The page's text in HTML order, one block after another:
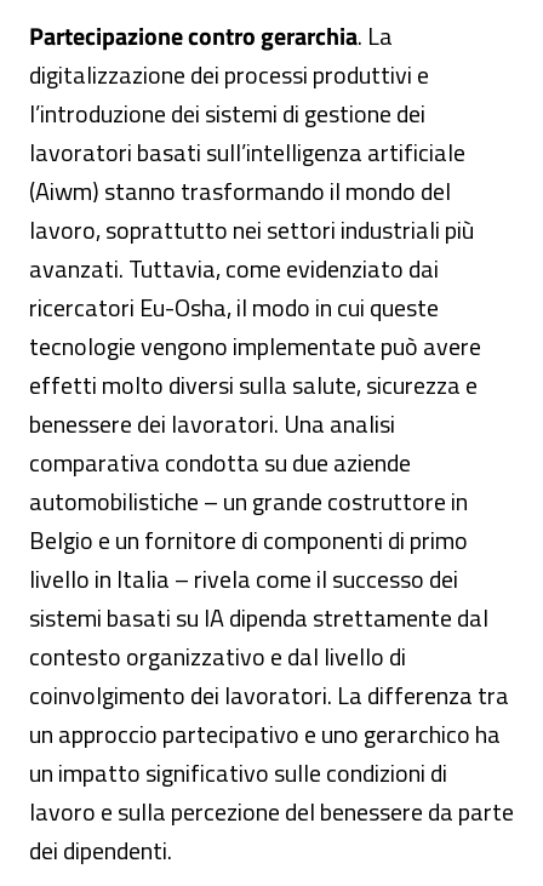
Partecipazione contro gerarchia. La
digitalizzazione dei processi produttivi e
l’introduzione dei sistemi di gestione dei
lavoratori basati sull’intelligenza artificiale
(Aiwm) stanno trasformando il mondo del
lavoro, soprattutto nei settori industriali più
avanzati. Tuttavia, come evidenziato dai
ricercatori Eu-Osha, il modo in cui queste
tecnologie vengono implementate può avere
effetti molto diversi sulla salute, sicurezza e
benessere dei lavoratori. Una analisi
comparativa condotta su due aziende
automobilistiche – un grande costruttore in
Belgio e un fornitore di componenti di primo
livello in Italia – rivela come il successo dei
sistemi basati su IA dipenda strettamente dal
contesto organizzativo e dal livello di
coinvolgimento dei lavoratori. La differenza tra
un approccio partecipativo e uno gerarchico ha
un impatto significativo sulle condizioni di
lavoro e sulla percezione del benessere da parte
dei dipendenti.